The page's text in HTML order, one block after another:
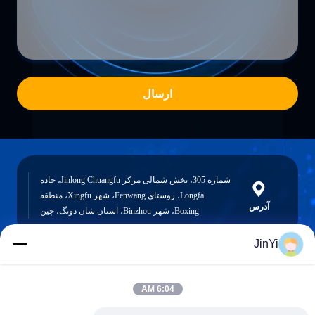
ارسال
آدرس
شماره 305، بخش شمالی مرکز Jinlong Chuangfu، جاده
Longfa، روستای Fenwang، شهر Xingfu، منطقه
Boxing، شهر Binzhou، استان شان دونگ، چین
chenshasha1867@gmail.com
JinYi
6:04 AM